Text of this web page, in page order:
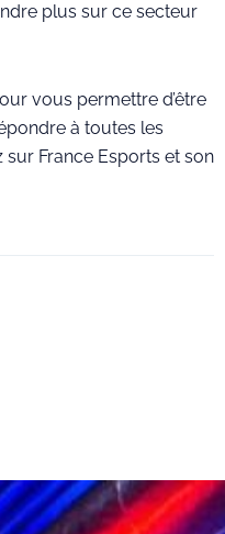
plus sur ce secteur
vous permettre d’être
à toutes les
France Esports et son